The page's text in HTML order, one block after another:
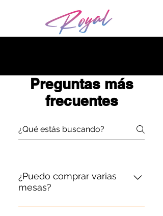
Preguntas más
frecuentes
¿Puedo comprar varias
mesas?
Si, puedes comprar la cantidad